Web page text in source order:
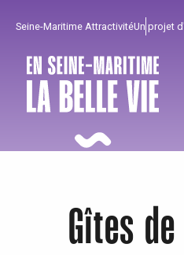
principal
Seine-Maritime AttractivitéUn projet
Gîtes